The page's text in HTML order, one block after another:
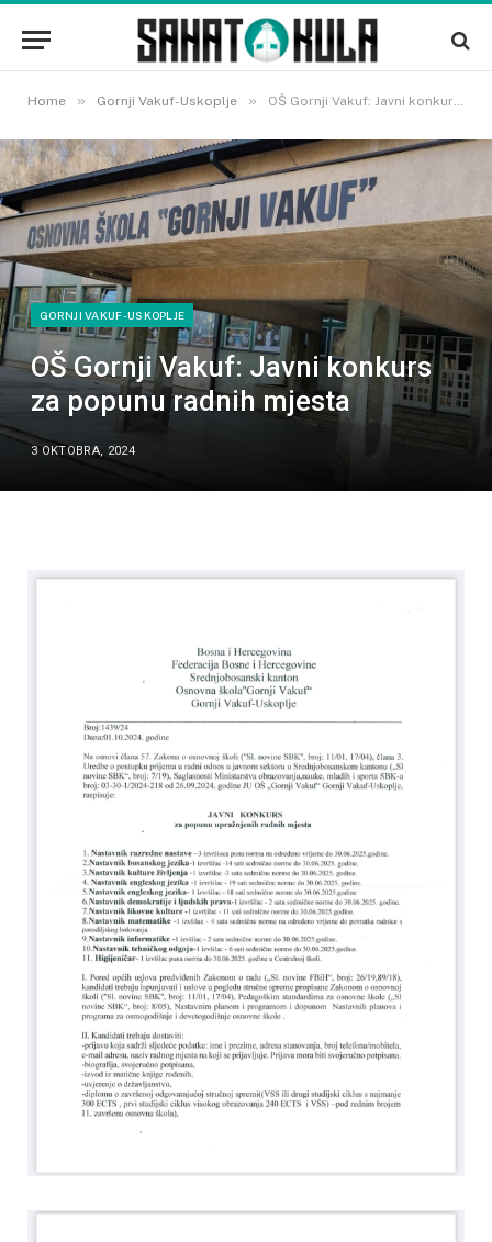
Home » Gornji Vakuf-Uskoplje » OŠ Gornji Vakuf: Javni konkurs za popunu radnih mjesta
GORNJI VAKUF-USKOPLJE
OŠ Gornji Vakuf: Javni konkurs
za popunu radnih mjesta
3 OKTOBRA, 2024